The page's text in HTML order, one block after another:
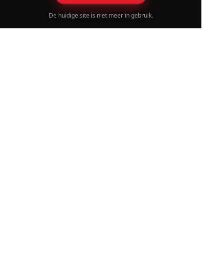
De huidige site is niet meer in gebruik.